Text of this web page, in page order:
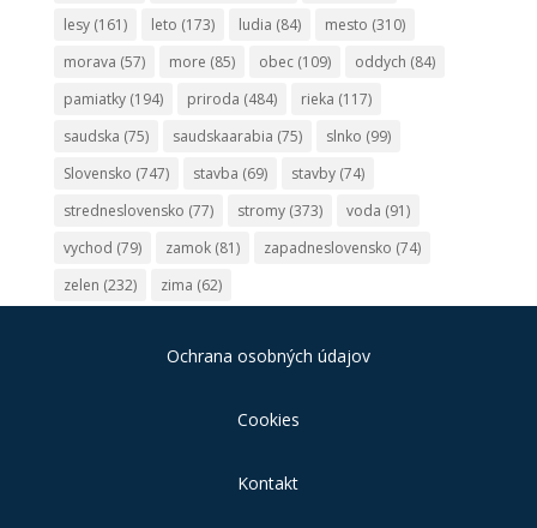
lesy(161) leto (173) ludia (84) mesto (310)
morava (57) more (85) obec(109) oddych (84)
pamiatky(194) priroda (484) rieka (117)
saudska (75) saudskaarabia (75) slnko (99)
Slovensko (747) stavba (69) stavby(74)
stredneslovensko (77) stromy(373) voda (91)
vychod (79) zamok(81) zapadneslovensko (74)
zelen (232) zima (62)
Ochrana osobných údajov
Cookies
Kontakt